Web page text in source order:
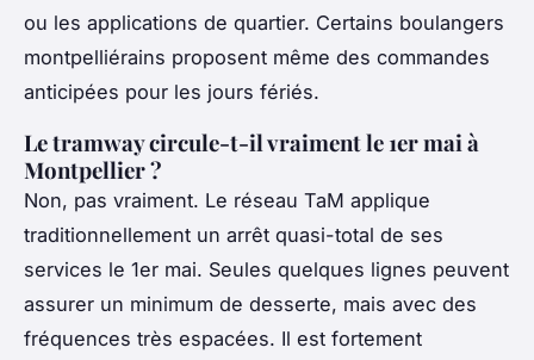
ou les applications de quartier. Certains boulangers
montpelliérains proposent même des commandes
anticipées pour les jours fériés.
Le tramway circule-t-il vraiment le 1er mai à
Montpellier ?
Non, pas vraiment. Le réseau TaM applique
traditionnellement un arrêt quasi-total de ses
services le 1er mai. Seules quelques lignes peuvent
assurer un minimum de desserte, mais avec des
fréquences très espacées. Il est fortement